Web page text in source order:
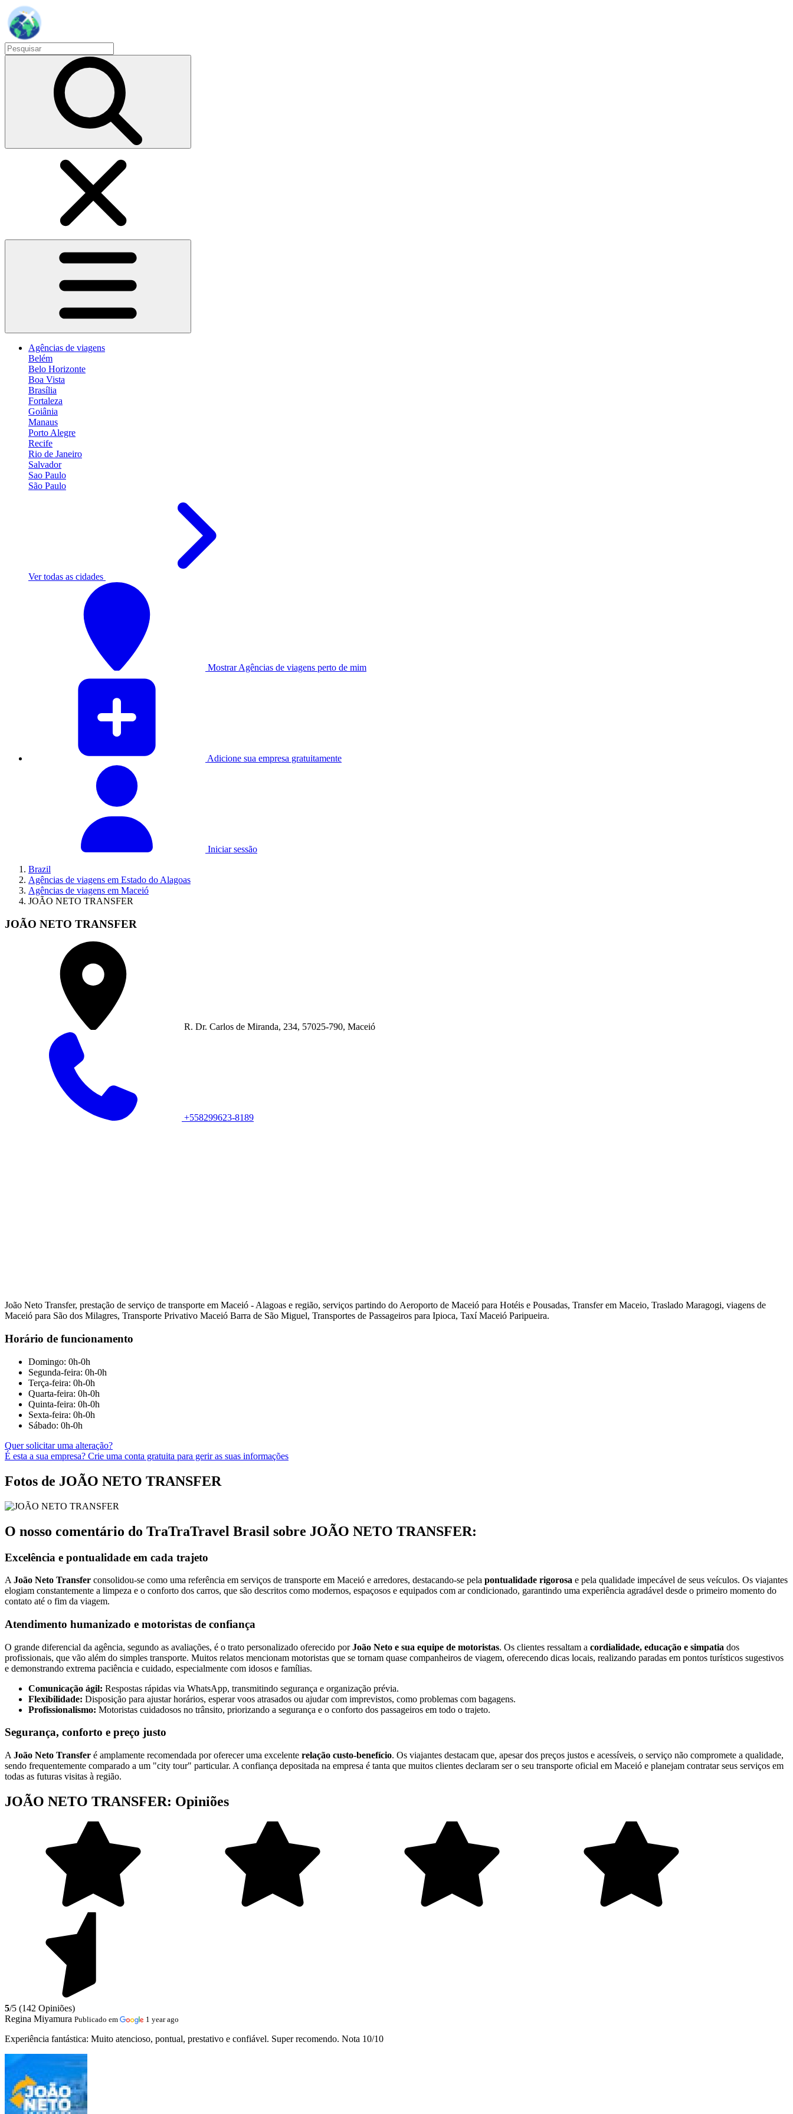
Agências de viagens
Belém
Belo Horizonte
Boa Vista
Brasília
Fortaleza
Goiânia
Manaus
Porto Alegre
Recife
Rio de Janeiro
Salvador
Sao Paulo
São Paulo
Ver todas as cidades
Mostrar Agências de viagens perto de mim
Adicione sua empresa gratuitamente
Iniciar sessão
Brazil
Agências de viagens em Estado do Alagoas
Agências de viagens em Maceió
JOÃO NETO TRANSFER
JOÃO NETO TRANSFER
R. Dr. Carlos de Miranda, 234, 57025-790, Maceió
+558299623-8189
João Neto Transfer, prestação de serviço de transporte em Maceió - Alagoas e região, serviços partindo do Aeroporto de Maceió para Hotéis e Pousadas, Transfer em Maceio, Traslado Maragogi, viagens de
Maceió para São dos Milagres, Transporte Privativo Maceió Barra de São Miguel, Transportes de Passageiros para Ipioca, Taxí Maceió Paripueira.
Horário de funcionamento
Domingo: 0h-0h
Segunda-feira: 0h-0h
Terça-feira: 0h-0h
Quarta-feira: 0h-0h
Quinta-feira: 0h-0h
Sexta-feira: 0h-0h
Sábado: 0h-0h
Quer solicitar uma alteração?
É esta a sua empresa? Crie uma conta gratuita para gerir as suas informações
Fotos de JOÃO NETO TRANSFER
O nosso comentário do TraTraTravel Brasil sobre JOÃO NETO TRANSFER:
Excelência e pontualidade em cada trajeto
A João Neto Transfer consolidou-se como uma referência em serviços de transporte em Maceió e arredores, destacando-se pela pontualidade rigorosa e pela qualidade impecável de seus veículos. Os viajantes
elogiam constantemente a limpeza e o conforto dos carros, que são descritos como modernos, espaçosos e equipados com ar condicionado, garantindo uma experiência agradável desde o primeiro momento do
contato até o fim da viagem.
Atendimento humanizado e motoristas de confiança
O grande diferencial da agência, segundo as avaliações, é o trato personalizado oferecido porJoão Neto e sua equipe de motoristas. Os clientes ressaltam a cordialidade, educação e simpatia dos
profissionais, que vão além do simples transporte. Muitos relatos mencionam motoristas que se tornam quase companheiros de viagem, oferecendo dicas locais, realizando paradas em pontos turísticos sugestivos
e demonstrando extrema paciência e cuidado, especialmente com idosos e famílias.
Comunicação ágil: Respostas rápidas via WhatsApp, transmitindo segurança e organização prévia.
Flexibilidade: Disposição para ajustar horários, esperar voos atrasados ou ajudar com imprevistos, como problemas com bagagens.
Profissionalismo: Motoristas cuidadosos no trânsito, priorizando a segurança e o conforto dos passageiros em todo o trajeto.
Segurança, conforto e preço justo
A João Neto Transfer é amplamente recomendada por oferecer uma excelente relação custo-benefício. Os viajantes destacam que, apesar dos preços justos e acessíveis, o serviço não compromete a qualidade,
sendo frequentemente comparado a um "city tour" particular. A confiança depositada na empresa é tanta que muitos clientes declaram ser o seu transporte oficial em Maceió e planejam contratar seus serviços em
todas as futuras visitas à região.
JOÃO NETO TRANSFER: Opiniões
5/5 (142 Opiniões)
Regina Miyamura Publicado em 1 year ago
Experiência fantástica: Muito atencioso, pontual, prestativo e confiável. Super recomendo. Nota 10/10